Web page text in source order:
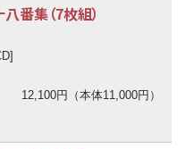
番集（7枚組）
12,100円（本体11,000円）